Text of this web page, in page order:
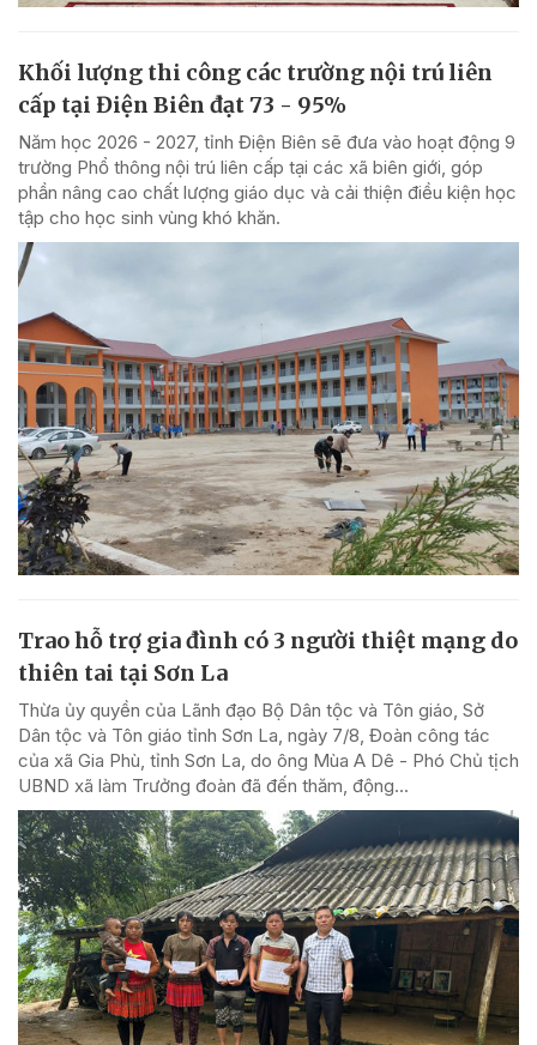
Khối lượng thi công các trường nội trú liên
cấp tại Điện Biên đạt 73 - 95%
Năm học 2026 - 2027, tỉnh Điện Biên sẽ đưa vào hoạt động 9
trường Phổ thông nội trú liên cấp tại các xã biên giới, góp
phần nâng cao chất lượng giáo dục và cải thiện điều kiện học
tập cho học sinh vùng khó khăn.
Trao hỗ trợ gia đình có 3 người thiệt mạng do
thiên tai tại Sơn La
Thừa ủy quyền của Lãnh đạo Bộ Dân tộc và Tôn giáo, Sở
Dân tộc và Tôn giáo tỉnh Sơn La, ngày 7/8, Đoàn công tác
của xã Gia Phù, tỉnh Sơn La, do ông Mùa A Dê - Phó Chủ tịch
UBND xã làm Trưởng đoàn đã đến thăm, động...